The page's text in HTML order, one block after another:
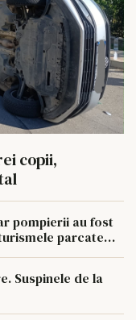
copii,
pompierii au fost
parcate
Suspinele de la